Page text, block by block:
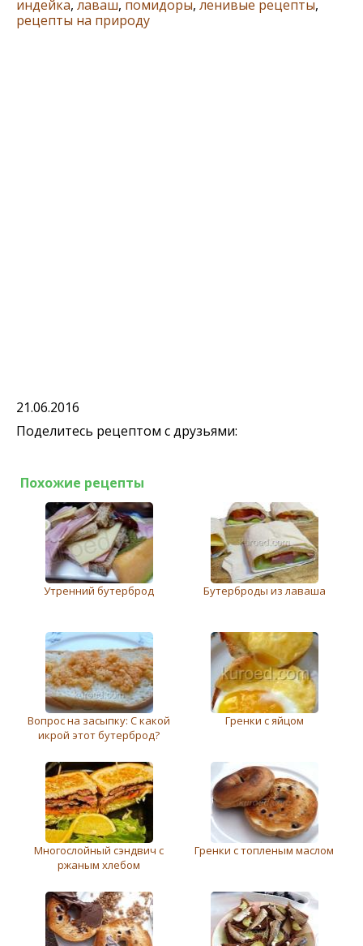
индейка, лаваш, помидоры, ленивые рецепты,
рецепты на природу
21.06.2016
Поделитесь рецептом с друзьями:
Похожие рецепты
Утренний бутерброд Бутерброды из лаваша
Вопрос на засыпку: С какой
икрой этот бутерброд?
Гренки с яйцом
Многослойный сэндвич с
ржаным хлeбом
Грeнки с топлeным маслом